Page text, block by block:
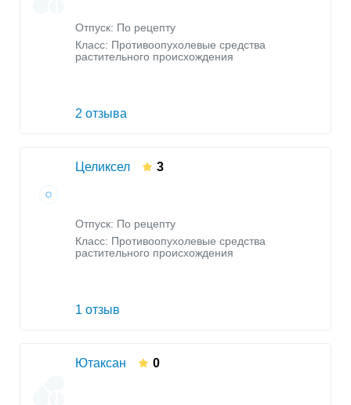
Отпуск: По рецепту
Класс: Противоопухолевые средства
растительного происхождения
2 отзыва
Целиксел 3
Отпуск: По рецепту
Класс: Противоопухолевые средства
растительного происхождения
1 отзыв
Ютаксан 0